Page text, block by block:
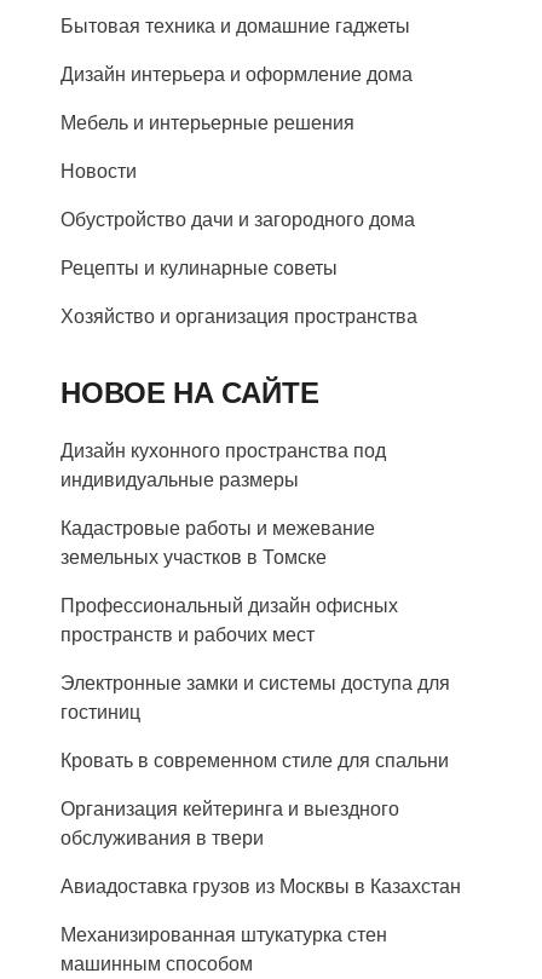
Бытовая техника и домашние гаджеты
Дизайн интерьера и оформление дома
Мебель и интерьерные решения
Новости
Обустройство дачи и загородного дома
Рецепты и кулинарные советы
Хозяйство и организация пространства
НОВОЕ НА САЙТЕ
Дизайн кухонного пространства под
индивидуальные размеры
Кадастровые работы и межевание
земельных участков в Томске
Профессиональный дизайн офисных
пространств и рабочих мест
Электронные замки и системы доступа для
гостиниц
Кровать в современном стиле для спальни
Организация кейтеринга и выездного
обслуживания в твери
Авиадоставка грузов из Москвы в Казахстан
Механизированная штукатурка стен
машинным способом